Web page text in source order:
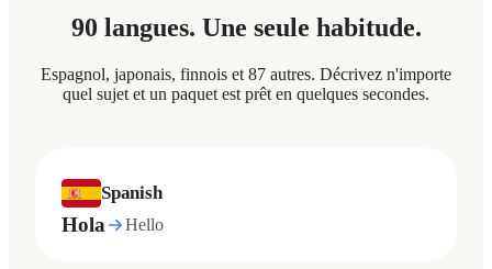
90 langues. Une seule habitude.
Espagnol, japonais, finnois et 87 autres. Décrivez n'importe
quel sujet et un paquet est prêt en quelques secondes.
Spanish
Hola Hello